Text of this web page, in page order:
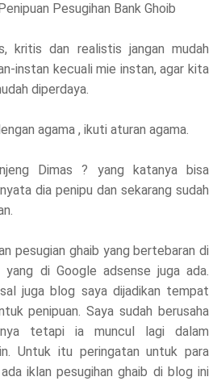
Pesugihan Bank Ghoib
kritis dan realistis jangan mudah
instan kecuali mie instan, agar kita
diperdaya.
agama , ikuti aturan agama.
Dimas ? yang katanya bisa
dia penipu dan sekarang sudah
pesugian ghaib yang bertebaran di
di Google adsense juga ada.
juga blog saya dijadikan tempat
penipuan. Saya sudah berusaha
tetapi ia muncul lagi dalam
Untuk itu peringatan untuk para
iklan pesugihan ghaib di blog ini